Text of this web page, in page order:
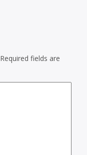
Required fields are